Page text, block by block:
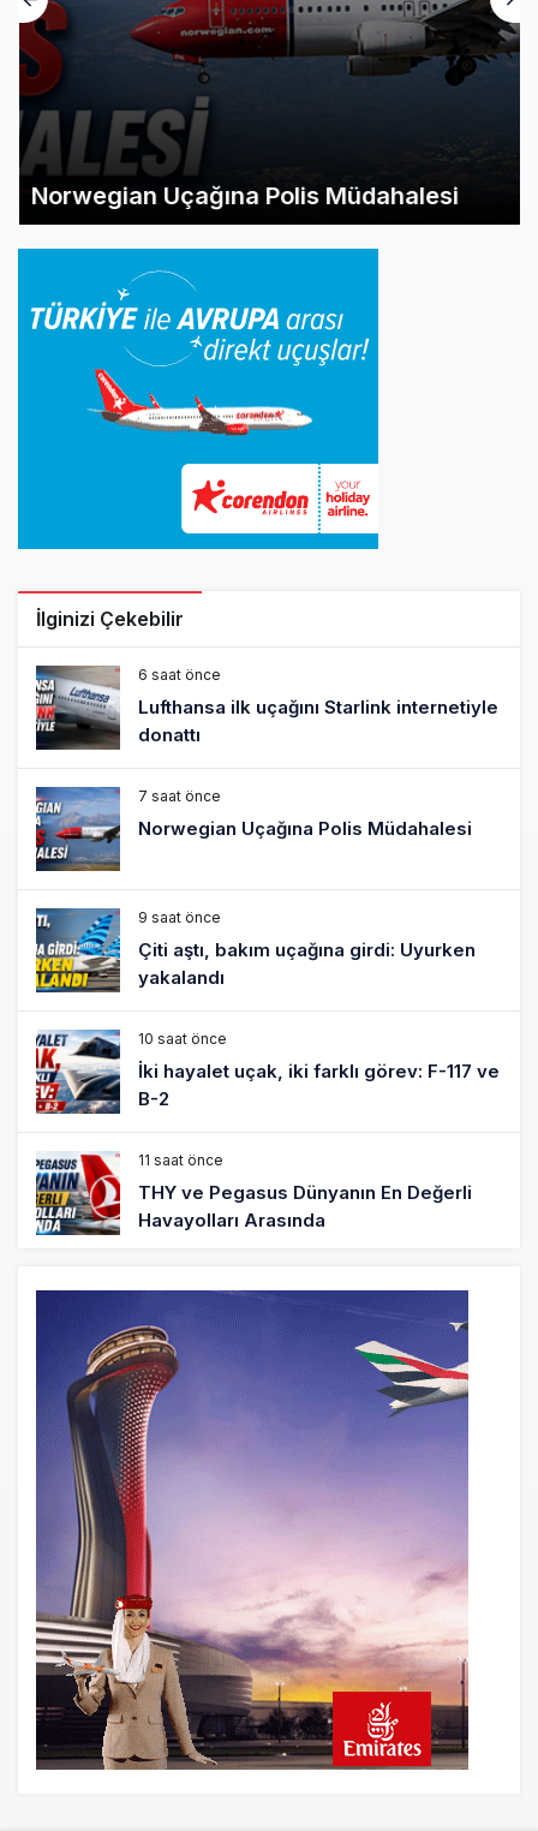
Norwegian Uçağına Polis Müdahalesi
İlginizi Çekebilir
6 saat önce
Lufthansa ilk uçağını Starlink internetiyle
donattı
7 saat önce
Norwegian Uçağına Polis Müdahalesi
9 saat önce
Çiti aştı, bakım uçağına girdi: Uyurken
yakalandı
10 saat önce
İki hayalet uçak, iki farklı görev: F-117 ve
B-2
11 saat önce
THY ve Pegasus Dünyanın En Değerli
Havayolları Arasında
Fly Baghdad ABD yaptırım listesinden
çıkarıldı
13 saat önce
Elektrikli uçaklar Avrupa’da kısa rotalara
hazırlanıyor
13 saat önce
Trump’ı taşıyan Marine One, yolcu
uçağına fazla yaklaştı
14 saat önce
Emirates A380 yolcu rahatsızlanınca
İstanbul’a indi
15 saat önce